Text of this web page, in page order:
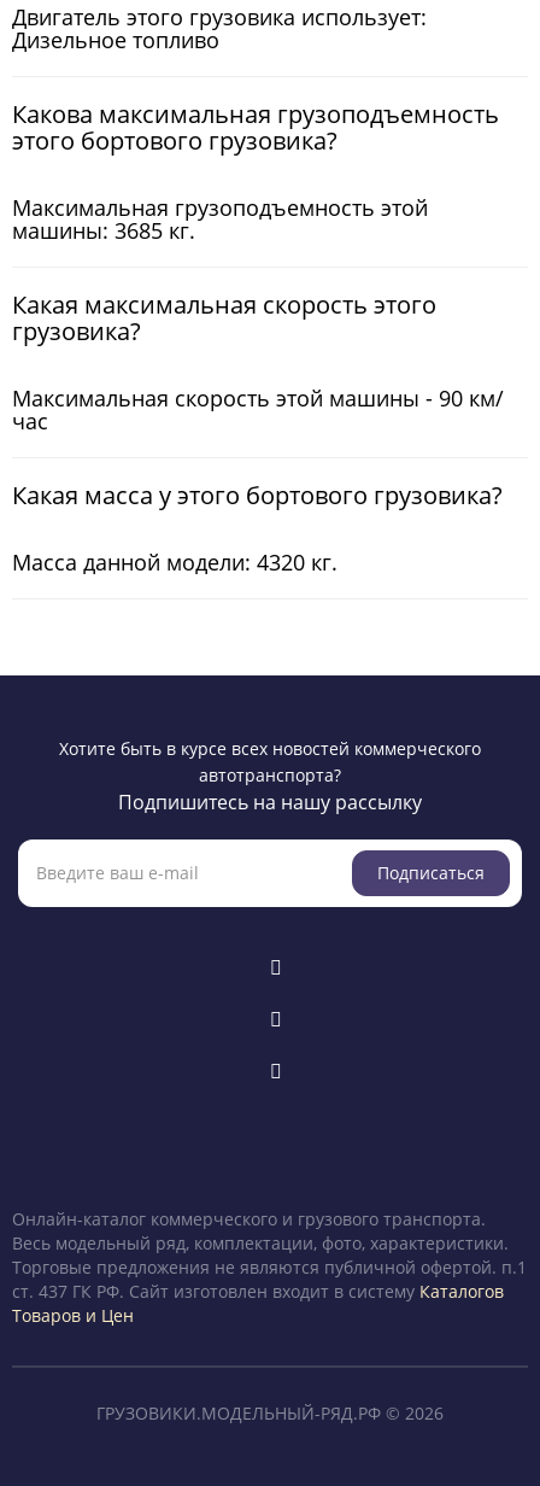
Двигатель этого грузовика использует:
Дизельное топливо
Какова максимальная грузоподъемность
этого бортового грузовика?
Максимальная грузоподъемность этой
машины: 3685 кг.
Какая максимальная скорость этого
грузовика?
Максимальная скорость этой машины - 90 км/
час
Какая масса у этого бортового грузовика?
Масса данной модели: 4320 кг.
Хотите быть в курсе всех новостей коммерческого
автотранспорта?
Подпишитесь на нашу рассылку
Подписаться
Онлайн-каталог коммерческого и грузового транспорта.
Весь модельный ряд, комплектации, фото, характеристики.
Торговые предложения не являются публичной офертой. п.1
ст. 437 ГК РФ. Сайт изготовлен входит в систему Каталогов
Товаров и Цен
ГРУЗОВИКИ.МОДЕЛЬНЫЙ-РЯД.РФ © 2026